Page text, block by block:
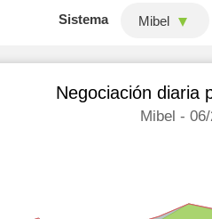
Sistema Mibel
Negociación diaria
Mibel -